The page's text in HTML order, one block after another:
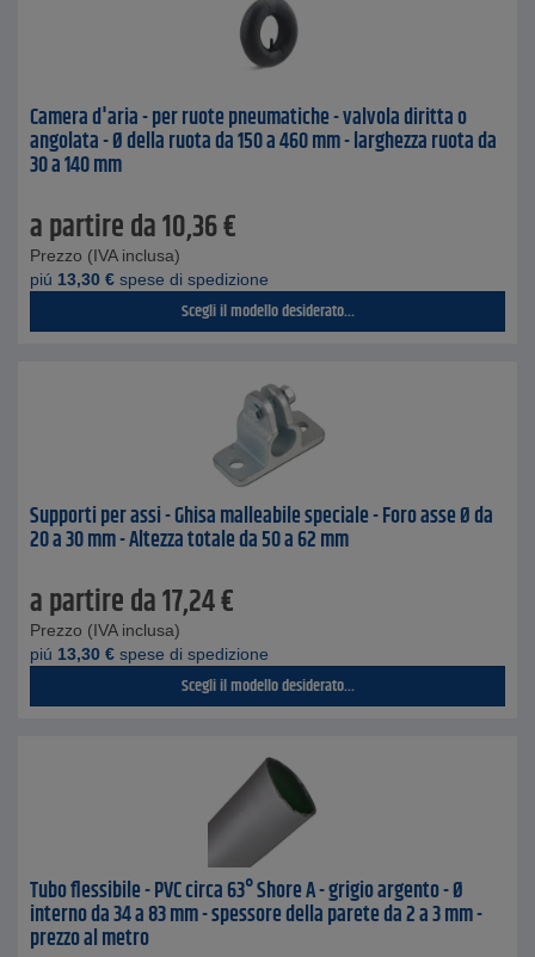
Camera d'aria - per ruote pneumatiche - valvola diritta o
angolata - Ø della ruota da 150 a 460 mm - larghezza ruota da
30 a 140 mm
a partire da10,36€
Prezzo (IVA inclusa)
piú 13,30 € spese di spedizione
Scegli il modello desiderato...
Supporti per assi - Ghisa malleabile speciale - Foro asse Ø da
20 a 30 mm - Altezza totale da 50 a 62 mm
a partire da17,24€
Prezzo (IVA inclusa)
piú 13,30 € spese di spedizione
Scegli il modello desiderato...
Tubo flessibile - PVC circa 63° Shore A - grigio argento - Ø
interno da 34 a 83 mm - spessore della parete da 2 a 3 mm -
prezzo al metro